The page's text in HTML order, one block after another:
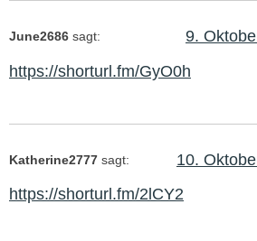
June2686 sagt:
9.
https://shorturl.fm/GyO0h
Katherine2777 sagt:
10.
https://shorturl.fm/2lCY2